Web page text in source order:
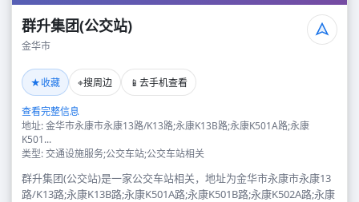
群升集团(公交站)
金华市
★收藏 ⌖搜周边 📱 去手机查看
查看完整信息
地址: 金华市永康市永康13路/K13路;永康K13B路;永康K501A路;永康
K501...
类型: 交通设施服务;公交车站;公交车站相关
群升集团(公交站)是一家公交车站相关，地址为金华市永康市永康13
路/K13路;永康K13B路;永康K501A路;永康K501B路;永康K502A路;永康